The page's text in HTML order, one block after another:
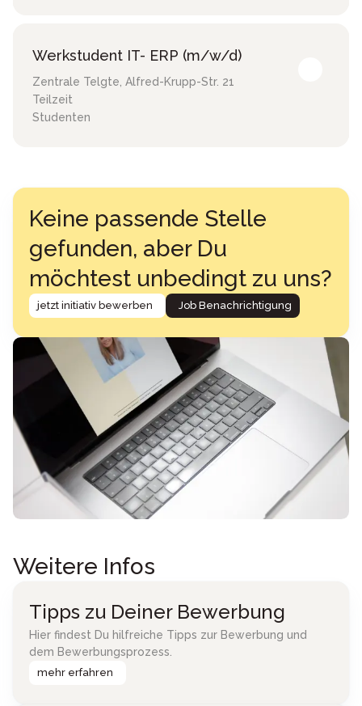
Werkstudent IT- ERP (m/w/d)
Zentrale Telgte, Alfred-Krupp-Str. 21
Teilzeit
Studenten
Keine passende Stelle
gefunden, aber Du
möchtest unbedingt zu uns?
jetzt initiativ bewerben Job Benachrichtigung
Weitere Infos
Tipps zu Deiner Bewerbung
Hier findest Du hilfreiche Tipps zur Bewerbung und
dem Bewerbungsprozess.
mehr erfahren